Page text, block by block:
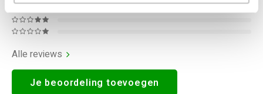
Alle reviews
Je beoordeling toevoegen